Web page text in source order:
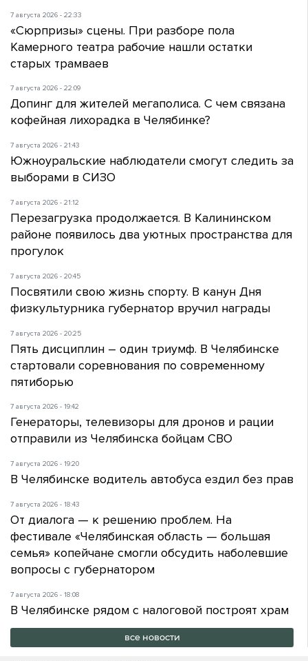
7 августа 2026 - 22:33
«Сюрпризы» сцены. При разборе пола
Камерного театра рабочие нашли остатки
старых трамваев
7 августа 2026 - 22:09
Допинг для жителей мегаполиса. С чем связана
кофейная лихорадка в Челябинке?
7 августа 2026 - 21:43
Южноуральские наблюдатели смогут следить за
выборами в СИЗО
7 августа 2026 - 21:12
Перезагрузка продолжается. В Калининском
районе появилось два уютных пространства для
прогулок
7 августа 2026 - 20:45
Посвятили свою жизнь спорту. В канун Дня
физкультурника губернатор вручил награды
7 августа 2026 - 20:25
Пять дисциплин – один триумф. В Челябинске
стартовали соревнования по современному
пятиборью
7 августа 2026 - 19:42
Генераторы, телевизоры для дронов и рации
отправили из Челябинска бойцам СВО
7 августа 2026 - 19:20
В Челябинске водитель автобуса ездил без прав
7 августа 2026 - 18:43
От диалога — к решению проблем. На
фестивале «Челябинская область — большая
семья» копейчане смогли обсудить наболевшие
вопросы с губернатором
7 августа 2026 - 18:08
В Челябинске рядом с налоговой построят храм
все новости